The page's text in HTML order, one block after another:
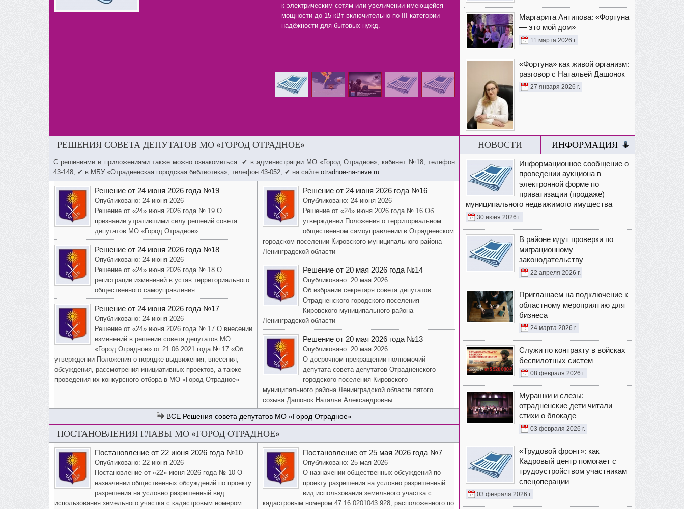
к электрическим сетям или увеличении имеющейся
мощности до 15 кВт включительно по III категории
надёжности для бытовых нужд.
Маргарита Антипова: «Фортуна
— это мой дом»
11 марта 2026 г.
«Фортуна» как живой организм:
разговор с Натальей Дашонок
27 января 2026 г.
РЕШЕНИЯ СОВЕТА ДЕПУТАТОВ МО «ГОРОД ОТРАДНОЕ»
С решениями и приложениями также можно ознакомиться: ✔ в администрации МО «Город Отрадное», кабинет №18, телефон
43-148; ✔ в МБУ «Отрадненская городская библиотека», телефон 43-052; ✔ на сайте otradnoe-na-neve.ru.
Решение от 24 июня 2026 года №19
Опубликовано: 24 июня 2026
Решение от «24» июня 2026 года № 19 О
признании утратившими силу решений совета
депутатов МО «Город Отрадное»
Решение от 24 июня 2026 года №18
Опубликовано: 24 июня 2026
Решение от «24» июня 2026 года № 18 О
регистрации изменений в устав территориального
общественного самоуправления
Решение от 24 июня 2026 года №17
Опубликовано: 24 июня 2026
Решение от «24» июня 2026 года № 17 О внесении
изменений в решение совета депутатов МО
«Город Отрадное» от 21.06.2021 года № 17 «Об
утверждении Положения о порядке выдвижения, внесения,
обсуждения, рассмотрения инициативных проектов, а также
проведения их конкурсного отбора в МО «Город Отрадное»
Решение от 24 июня 2026 года №16
Опубликовано: 24 июня 2026
Решение от «24» июня 2026 года № 16 Об
утверждении Положения о территориальном
общественном самоуправлении в Отрадненском
городском поселении Кировского муниципального района
Ленинградской области
Решение от 20 мая 2026 года №14
Опубликовано: 20 мая 2026
Об избрании секретаря совета депутатов
Отрадненского городского поселения
Кировского муниципального района
Ленинградской области
Решение от 20 мая 2026 года №13
Опубликовано: 20 мая 2026
О досрочном прекращении полномочий
депутата совета депутатов Отрадненского
городского поселения Кировского
муниципального района Ленинградской области пятого
созыва Дашонок Натальи Александровны
Решения совета депутатов МО «Город Отрадное»
ПОСТАНОВЛЕНИЯ ГЛАВЫ МО «ГОРОД ОТРАДНОЕ»
Постановление от 22 июня 2026 года №10
Опубликовано: 22 июня 2026
Постановление от «22» июня 2026 года № 10 О
назначении общественных обсуждений по проекту
разрешения на условно разрешенный вид
использования земельного участка с кадастровым номером
Постановление от 25 мая 2026 года №7
Опубликовано: 25 мая 2026
О назначении общественных обсуждений по
проекту разрешения на условно разрешенный
вид использования земельного участка с
кадастровым номером 47:16:0201043:928, расположенного по
НОВОСТИ ИНФОРМАЦИЯ
Информационное сообщение о
проведении аукциона в
электронной форме по
приватизации (продаже)
муниципального недвижимого имущества
30 июня 2026 г.
В районе идут проверки по
миграционному
законодательству
22 апреля 2026 г.
Приглашаем на подключение к
областному мероприятию для
бизнеса
24 марта 2026 г.
Служи по контракту в войсках
беспилотных систем
08 февраля 2026 г.
Мурашки и слезы:
отрадненские дети читали
стихи о блокаде
03 февраля 2026 г.
«Трудовой фронт»: как
Кадровый центр помогает с
трудоустройством участникам
спецоперации
03 февраля 2026 г.